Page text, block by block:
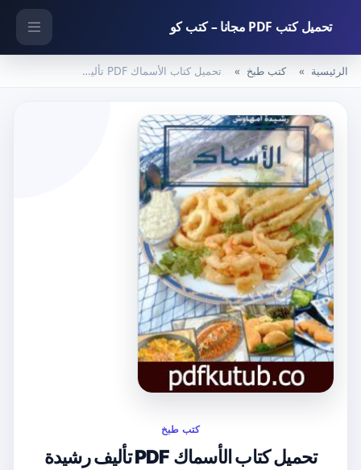
تحميل كتب PDF مجانا – كتب كو
الرئيسية كتب طبخ تحميل كتاب الأسماك PDF تأليف رشيدة أمهاوش مجانا [كامل]
كتب طبخ
تحميل كتاب الأسماك PDF تأليف رشيدة